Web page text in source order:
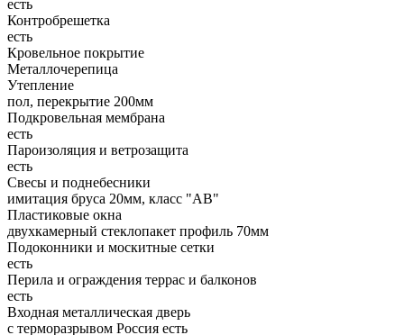
есть
Контробрешетка
есть
Кровельное покрытие
Металлочерепица
Утепление
пол, перекрытие 200мм
Подкровельная мембрана
есть
Пароизоляция и ветрозащита
есть
Свесы и поднебесники
имитация бруса 20мм, класс "АВ"
Пластиковые окна
двухкамерный стеклопакет профиль 70мм
Подоконники и москитные сетки
есть
Перила и ограждения террас и балконов
есть
Входная металлическая дверь
с терморазрывом Россия есть